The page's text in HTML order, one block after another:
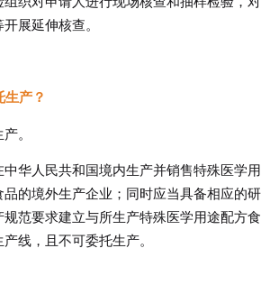
展延伸核查。
产？
。
华人民共和国境内生产并销售特殊医学用
的境外生产企业；同时应当具备相应的研
范要求建立与所生产特殊医学用途配方食
线，且不可委托生产。